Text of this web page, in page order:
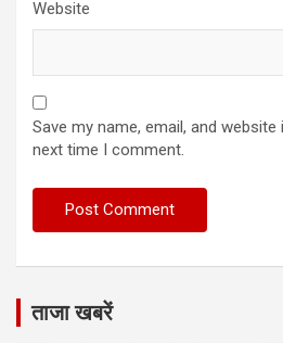
Website
Save my name, email, and
next time I comment.
ताजा खबरें